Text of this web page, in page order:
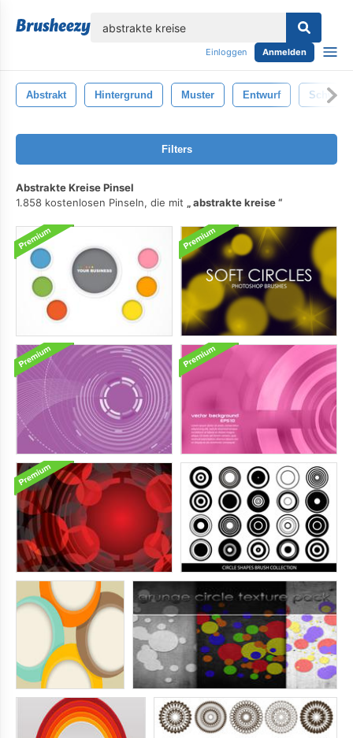
Einloggen Anmelden
Abstrakt Hintergrund Muster Entwurf Schwarz
Filters
Abstrakte Kreise Pinsel
1.858 kostenlosen Pinseln, die mit
abstrakte kreise